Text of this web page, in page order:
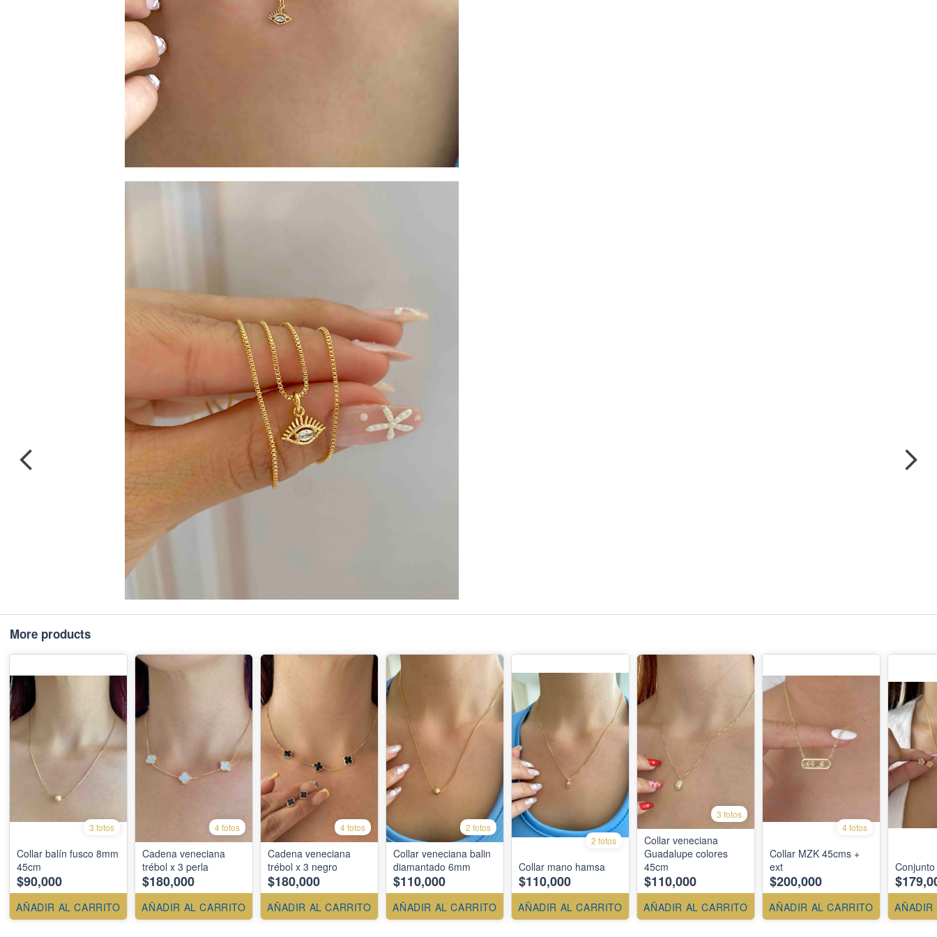
More products
3 fotos
Collar balín fusco 8mm
45cm
$90,000
AÑADIR AL CARRITO
4 fotos
Cadena veneciana
trébol x 3 perla
$180,000
AÑADIR AL CARRITO
4 fotos
Cadena veneciana
trébol x 3 negro
$180,000
AÑADIR AL CARRITO
2 fotos
Collar veneciana balin
diamantado 6mm
$110,000
AÑADIR AL CARRITO
2 fotos
Collar mano hamsa
$110,000
AÑADIR AL CARRITO
3 fotos
Collar veneciana
Guadalupe colores
45cm
$110,000
AÑADIR AL CARRITO
4 fotos
Collar MZK 45cms +
ext
$200,000
AÑADIR AL CARRITO AÑADIR